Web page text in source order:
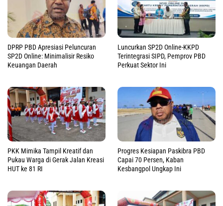
DPRP PBD Apresiasi Peluncuran
SP2D Online: Minimalisir Resiko
Keuangan Daerah
Luncurkan SP2D Online-KKPD
Terintegrasi SIPD, Pemprov PBD
Perkuat Sektor Ini
PKK Mimika Tampil Kreatif dan
Pukau Warga di Gerak Jalan Kreasi
HUT ke 81 RI
Progres Kesiapan Paskibra PBD
Capai 70 Persen, Kaban
Kesbangpol Ungkap Ini